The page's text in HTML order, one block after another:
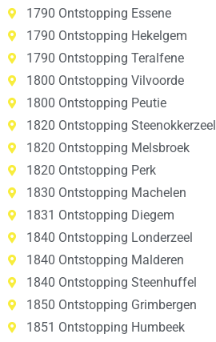
1790 Ontstopping Essene
1790 Ontstopping Hekelgem
1790 Ontstopping Teralfene
1800 Ontstopping Vilvoorde
1800 Ontstopping Peutie
1820 Ontstopping Steenokkerzeel
1820 Ontstopping Melsbroek
1820 Ontstopping Perk
1830 Ontstopping Machelen
1831 Ontstopping Diegem
1840 Ontstopping Londerzeel
1840 Ontstopping Malderen
1840 Ontstopping Steenhuffel
1850 Ontstopping Grimbergen
1851 Ontstopping Humbeek